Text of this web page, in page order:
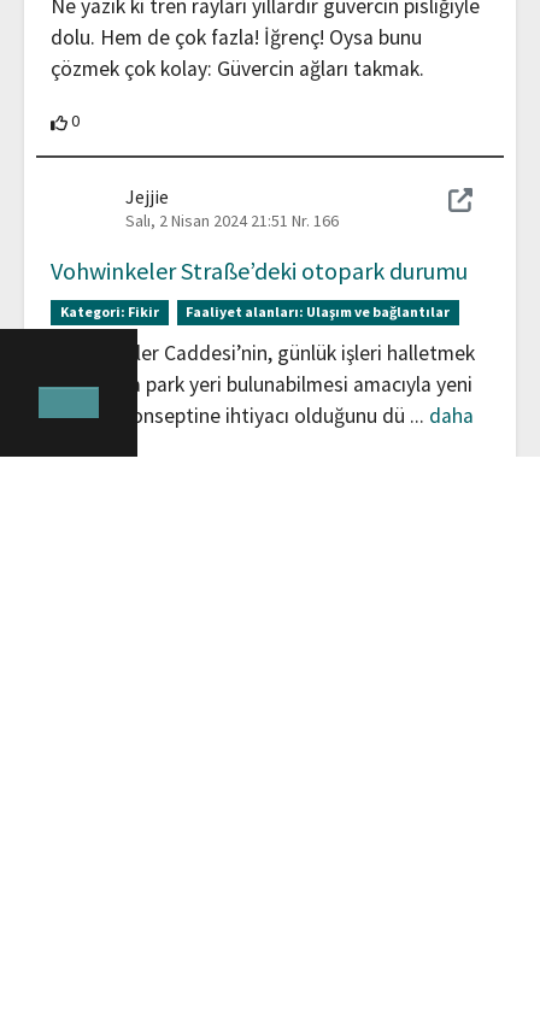
Ne yazık ki tren rayları yıllardır güvercin pisliğiyle
dolu. Hem de çok fazla! İğrenç! Oysa bunu
çözmek çok kolay: Güvercin ağları takmak.
00 Katılımcılar bu katkıyı destekliyor
Jejjie
Salı, 2 Nisan 2024 21:51 Nr. 166
Vohwinkeler Straße’deki otopark durumu
Kategori: Fikir Faaliyet alanları: Ulaşım ve bağlantılar
Vohwinkeler Caddesi’nin, günlük işleri halletmek
için hızlıca park yeri bulunabilmesi amacıyla yeni
bir park konseptine ihtiyacı olduğunu dü ... daha